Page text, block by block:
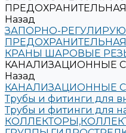
Назад
ЗАПОРНО-
КРАНЫ ШАРОВЫЕ
КАНАЛИЗАЦИОННЫЕ
Назад
КАНАЛИЗАЦИОННЫЕ
Трубы и фитинги для
Трубы и фитинги для